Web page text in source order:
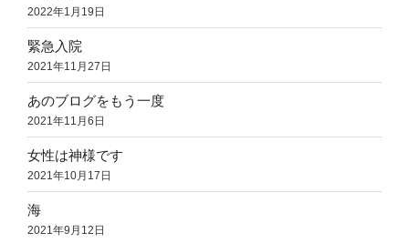
2022年1月19日
緊急入院
2021年11月27日
あのブログをもう一度
2021年11月6日
女性は神様です
2021年10月17日
海
2021年9月12日